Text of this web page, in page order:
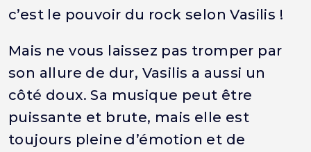
c’est le pouvoir du rock selon Vasilis !
Mais ne vous laissez pas tromper par
son allure de dur, Vasilis a aussi un
côté doux. Sa musique peut être
puissante et brute, mais elle est
toujours pleine d’émotion et de